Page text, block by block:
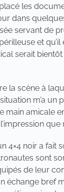
placé les
dans
servant de
et
serait
la scène à
m’a un
main amicale
4×4 noir a fait
sont
de leur
échange bref